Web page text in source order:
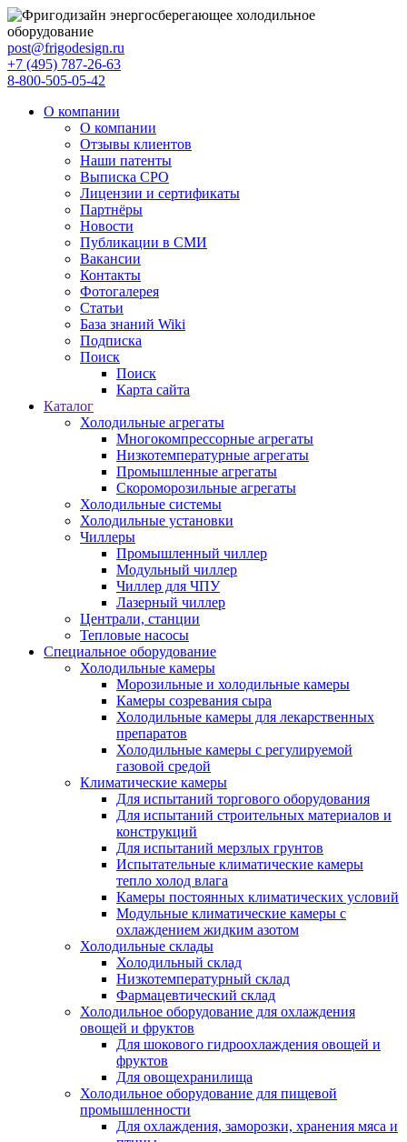
post@frigodesign.ru
+7 (495) 787-26-63
8-800-505-05-42
О компании
О компании
Отзывы клиентов
Наши патенты
Выписка СРО
Лицензии и сертификаты
Партнёры
Новости
Публикации в СМИ
Вакансии
Контакты
Фотогалерея
Статьи
База знаний Wiki
Подписка
Поиск
Поиск
Карта сайта
Каталог
Холодильные агрегаты
Многокомпрессорные агрегаты
Низкотемпературные агрегаты
Промышленные агрегаты
Скороморозильные агрегаты
Холодильные системы
Холодильные установки
Чиллеры
Промышленный чиллер
Модульный чиллер
Чиллер для ЧПУ
Лазерный чиллер
Централи, станции
Тепловые насосы
Специальное оборудование
Холодильные камеры
Морозильные и холодильные камеры
Камеры созревания сыра
Холодильные камеры для лекарственных
препаратов
Холодильные камеры с регулируемой
газовой средой
Климатические камеры
Для испытаний торгового оборудования
Для испытаний строительных материалов и
конструкций
Для испытаний мерзлых грунтов
Испытательные климатические камеры
тепло холод влага
Камеры постоянных климатических условий
Модульные климатические камеры с
охлаждением жидким азотом
Холодильные склады
Холодильный склад
Низкотемпературный склад
Фармацевтический склад
Холодильное оборудование для охлаждения
овощей и фруктов
Для шокового гидроохлаждения овощей и
фруктов
Для овощехранилища
Холодильное оборудование для пищевой
промышленности
Для охлаждения, заморозки, хранения мяса и